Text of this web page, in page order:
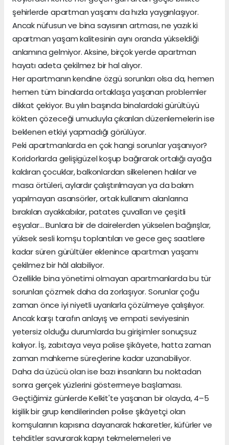
şehirlerde apartman yaşamı da hızla yaygınlaşıyor.
Ancak nüfusun ve bina sayısının artması, ne yazık ki
apartman yaşam kalitesinin aynı oranda yükseldiği
anlamına gelmiyor. Aksine, birçok yerde apartman
hayatı adeta çekilmez bir hal alıyor.
Her apartmanın kendine özgü sorunları olsa da, hemen
hemen tüm binalarda ortaklaşa yaşanan problemler
dikkat çekiyor. Bu yılın başında binalardaki gürültüyü
kökten çözeceği umuduyla çıkarılan düzenlemelerin ise
beklenen etkiyi yapmadığı görülüyor.
Peki apartmanlarda en çok hangi sorunlar yaşanıyor?
Koridorlarda gelişigüzel koşup bağırarak ortalığı ayağa
kaldıran çocuklar, balkonlardan silkelenen halılar ve
masa örtüleri, aylardır çalıştırılmayan ya da bakım
yapılmayan asansörler, ortak kullanım alanlarına
bırakılan ayakkabılar, patates çuvalları ve çeşitli
eşyalar… Bunlara bir de dairelerden yükselen bağırışlar,
yüksek sesli komşu toplantıları ve gece geç saatlere
kadar süren gürültüler eklenince apartman yaşamı
çekilmez bir hâl alabiliyor.
Özellikle bina yönetimi olmayan apartmanlarda bu tür
sorunları çözmek daha da zorlaşıyor. Sorunlar çoğu
zaman önce iyi niyetli uyarılarla çözülmeye çalışılıyor.
Ancak karşı tarafın anlayış ve empati seviyesinin
yetersiz olduğu durumlarda bu girişimler sonuçsuz
kalıyor. İş, zabıtaya veya polise şikâyete, hatta zaman
zaman mahkeme süreçlerine kadar uzanabiliyor.
Daha da üzücü olan ise bazı insanların bu noktadan
sonra gerçek yüzlerini göstermeye başlaması.
Geçtiğimiz günlerde Kelkit'te yaşanan bir olayda, 4–5
kişilik bir grup kendilerinden polise şikâyetçi olan
komşularının kapısına dayanarak hakaretler, küfürler ve
tehditler savurarak kapıyı tekmelemeleri ve